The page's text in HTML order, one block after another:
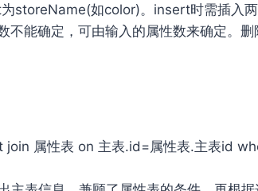
storeName(如color)。insert时需插入
不能确定，可由输入的属性数来确定。删
属性表 on 主表.id=属性表.主表id